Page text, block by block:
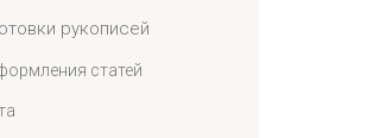
рукописей
статей